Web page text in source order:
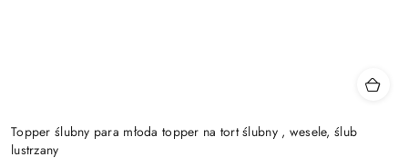
Topper ślubny para młoda topper na tort ślubny , wesele, ślub
lustrzany